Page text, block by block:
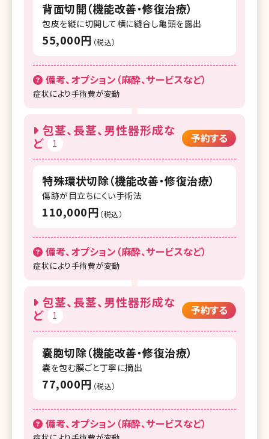
背面切開（機能改善・修復治療）
包皮を縦に切開して横に縫合し亀頭を露出
55,000円 （税込）
備考、オプション（麻酔、サービスなど）
症状により手術費が変動
包茎、長茎、男性器形成な
ど
1 予約する
特殊環状切除（機能改善・修復治療）
傷跡が目立ちにくい手術法
110,000円 （税込）
備考、オプション（麻酔、サービスなど）
症状により手術費が変動
包茎、長茎、男性器形成な
ど
1 予約する
嚢胞切除（機能改善・修復治療）
嚢を包む膜ごと丁寧に摘出
77,000円 （税込）
備考、オプション（麻酔、サービスなど）